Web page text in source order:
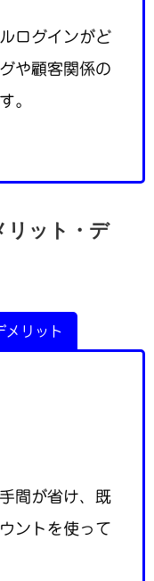
ログインがど
や顧客関係の
。
リット・デ
メリット
間が省け、既
ントを使って